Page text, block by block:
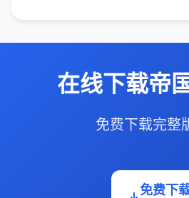
在线下载帝
免费下载完整
免费下